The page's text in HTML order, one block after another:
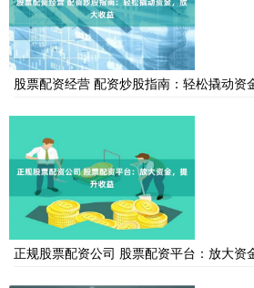
股票配资经营 配资炒股指南：轻松撬动资
正规股票配资公司 股票配资平台：放大资